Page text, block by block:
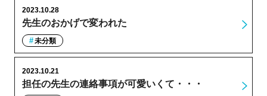
先生のおかげで変われた
2023.10.28
未分類
担任の先生の連絡事項が可愛いくて・・・
2023.10.21